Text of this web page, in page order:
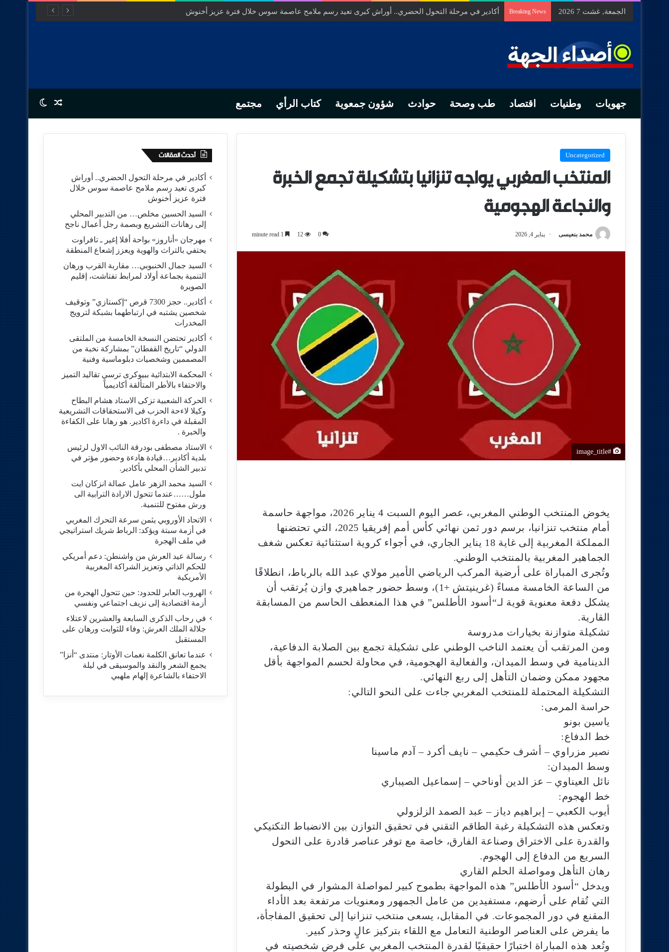
الجمعة, غشت 7 2026 Breaking News السيد الحسين مخلص… من التدبير المحلي إلى رهانات التشريع وبصمة رجل أعمال ناجح
جهويات وطنيات اقتصاد طب وصحة حوادث شؤون جمعوية كتاب الرأي مجتمع Random Article
Switch skin
Uncategorized
المنتخب المغربي يواجه تنزانيا بتشكيلة تجمع الخبرة
والنجاعة الهجومية
محمد بنعيسى يناير 4, 2026 0
12
#image_title
يخوض المنتخب الوطني المغربي، عصر اليوم السبت 4 يناير 2026، مواجهة حاسمة
أمام منتخب تنزانيا، برسم دور ثمن نهائي كأس أمم إفريقيا 2025، التي تحتضنها
المملكة المغربية إلى غاية 18 يناير الجاري، في أجواء كروية استثنائية تعكس شغف
الجماهير المغربية بالمنتخب الوطني.
وتُجرى المباراة على أرضية المركب الرياضي الأمير مولاي عبد الله بالرباط، انطلاقًا
من الساعة الخامسة مساءً (غرينيتش +1)، وسط حضور جماهيري وازن يُرتقب أن
يشكل دفعة معنوية قوية لـ“أسود الأطلس” في هذا المنعطف الحاسم من المسابقة
القارية.
تشكيلة متوازنة بخيارات مدروسة
ومن المرتقب أن يعتمد الناخب الوطني على تشكيلة تجمع بين الصلابة الدفاعية،
الدينامية في وسط الميدان، والفعالية الهجومية، في محاولة لحسم المواجهة بأقل
مجهود ممكن وضمان التأهل إلى ربع النهائي.
التشكيلة المحتملة للمنتخب المغربي جاءت على النحو التالي:
حراسة المرمى:
ياسين بونو
خط الدفاع:
نصير مزراوي – أشرف حكيمي – نايف أكرد – آدم ماسينا
وسط الميدان:
نائل العيناوي – عز الدين أوناحي – إسماعيل الصيباري
خط الهجوم:
أيوب الكعبي – إبراهيم دياز – عبد الصمد الزلزولي
وتعكس هذه التشكيلة رغبة الطاقم التقني في تحقيق التوازن بين الانضباط التكتيكي
والقدرة على الاختراق وصناعة الفارق، خاصة مع توفر عناصر قادرة على التحول
السريع من الدفاع إلى الهجوم.
رهان التأهل ومواصلة الحلم القاري
ويدخل “أسود الأطلس” هذه المواجهة بطموح كبير لمواصلة المشوار في البطولة
التي تُقام على أرضهم، مستفيدين من عامل الجمهور ومعنويات مرتفعة بعد الأداء
المقنع في دور المجموعات. في المقابل، يسعى منتخب تنزانيا إلى تحقيق المفاجأة،
ما يفرض على العناصر الوطنية التعامل مع اللقاء بتركيز عالٍ وحذر كبير.
وتُعد هذه المباراة اختبارًا حقيقيًا لقدرة المنتخب المغربي على فرض شخصيته في
أحدث المقالات
أكادير في مرحلة التحول الحضري.. أوراش
كبرى تعيد رسم ملامح عاصمة سوس خلال
فترة عزيز أخنوش
السيد الحسين مخلص… من التدبير المحلي
إلى رهانات التشريع وبصمة رجل أعمال ناجح
مهرجان «أناروز» بواحة أفلا إغير ـ تافراوت
يحتفي بالتراث والهوية ويعزز إشعاع المنطقة
السيد جمال الخنبوبي… مقاربة القرب ورهان
التنمية بجماعة أولاد لمرابط تفتاشت، إقليم
الصويرة
أكادير.. حجز 7300 قرص “إكستازي” وتوقيف
شخصين يشتبه في ارتباطهما بشبكة لترويج
المخدرات
أكادير تحتضن النسخة الخامسة من الملتقى
الدولي “تاريخ القفطان” بمشاركة نخبة من
المصممين وشخصيات دبلوماسية وفنية
المحكمة الابتدائية ببيوكرى ترسي تقاليد التميز
والاحتفاء بالأطر المتألقة أكاديمياً
الحركة الشعبية تزكى الاستاد هشام البطاح
وكيلا لاءحة الحزب فى الاستحقاقات التشريعية
المقبلة في داءرة اكادير. هو رهانا على الكفاءة
والخبرة .
الاستاد مصطفى بودرقة النائب الاول لرئيس
بلدية أكادير…قيادة هادءة وحضور مؤتر في
تدبير الشأن المحلي بأكادير.
السيد محمد الزهر عامل عمالة انزكان ايت
ملول……عندما تتحول الارادة الترابية الى
ورش مفتوح للتنمية.
الاتحاد الأوروبي يثمن سرعة التحرك المغربي
في أزمة سبتة ويؤكد: الرباط شريك استراتيجي
في ملف الهجرة
رسالة عيد العرش من واشنطن: دعم أمريكي
للحكم الذاتي وتعزيز الشراكة المغربية
الأمريكية
​الهروب العابر للحدود: حين تتحول الهجرة من
أزمة اقتصادية إلى نزيف اجتماعي ونفسي
في رحاب الذكرى السابعة والعشرين لاعتلاء
جلالة الملك العرش: وفاء للثوابت ورهان على
المستقبل
​عندما تعانق الكلمة نغمات الأوتار: منتدى “أنزا”
يجمع الشعر والنقد والموسيقى في ليلة
الاحتفاء بالشاعرة إلهام ملهبي